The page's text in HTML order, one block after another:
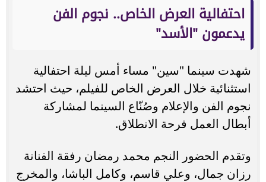
احتفالية العرض الخاص.. نجوم الفن
يدعمون "الأسد"
شهدت سينما "سين" مساء أمس ليلة احتفالية
استثنائية خلال العرض الخاص للفيلم، حيث احتشد
نجوم الفن والإعلام وصُنّاع السينما لمشاركة
أبطال العمل فرحة الانطلاق.
وتقدم الحضور النجم محمد رمضان رفقة الفنانة
رزان جمال، وعلي قاسم، وكامل الباشا، والمخرج